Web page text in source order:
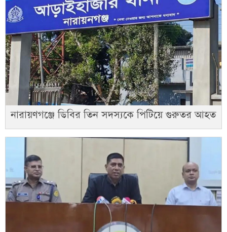
নারায়ণগঞ্জে ডিবির তিন সদস্যকে পিটিয়ে গুরুতর আহত